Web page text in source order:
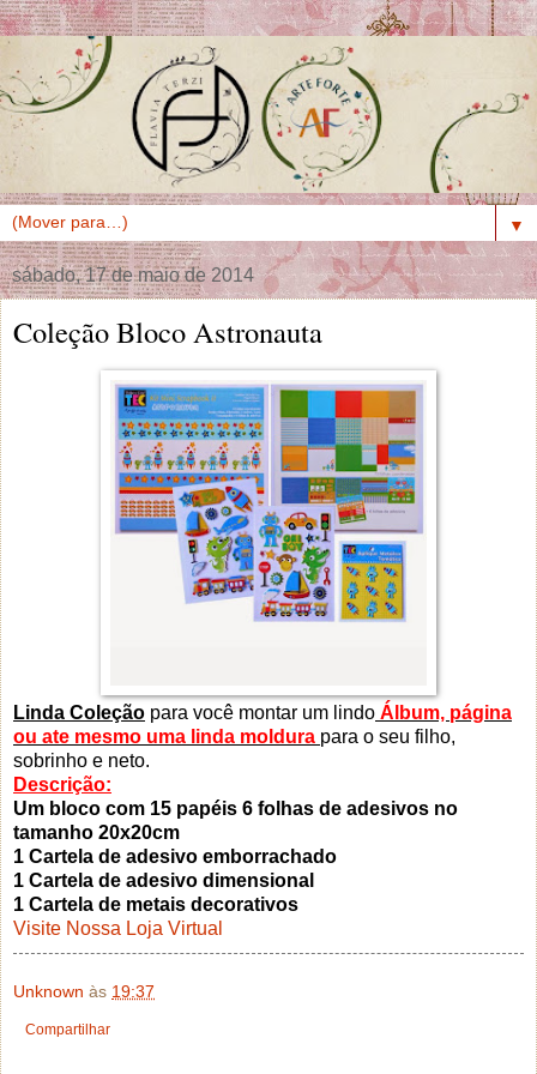
▼
sábado, 17 de maio de 2014
Coleção Bloco Astronauta
Linda Coleção para você montar um lindo Álbum, página
ou ate mesmo uma linda moldura para o seu filho,
sobrinho e neto.
Descrição:
Um bloco com 15 papéis 6 folhas de adesivos no
tamanho 20x20cm
1 Cartela de adesivo emborrachado
1 Cartela de adesivo dimensional
1 Cartela de metais decorativos
Visite Nossa Loja Virtual
Unknown às 19:37
Compartilhar